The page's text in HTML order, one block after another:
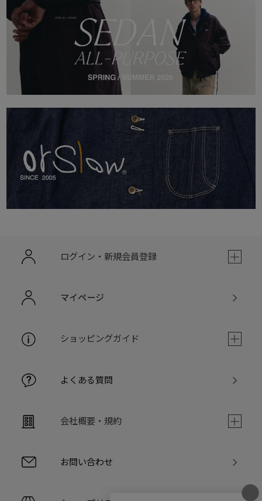
ログイン・新規会員登録
マイページ
ショッピングガイド
よくある質問
会社概要・規約
お問い合わせ